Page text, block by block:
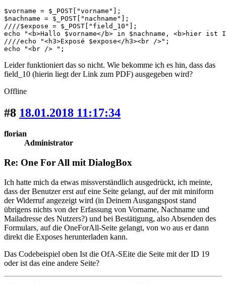
$vorname = $_POST["vorname"];
$nachname = $_POST["nachname"];
////$expose = $_POST["field_10"];
echo "<b>Hallo $vorname</b> in $nachname, <b>hier
////echo "<h3>Exposé $expose</h3><br />";
echo "<br /> ";
Leider funktioniert das so nicht. Wie bekomme ich es hin, dass das
field_10 (hierin liegt der Link zum PDF) ausgegeben wird?
Offline
#8 18.01.2018 11:17:34
florian
Administrator
Re: One For All mit DialogBox
Ich hatte mich da etwas missverständlich ausgedrückt, ich meinte,
dass der Benutzer erst auf eine Seite gelangt, auf der mit miniform
der Widerruf angezeigt wird (in Deinem Ausgangspost stand
übrigens nichts von der Erfassung von Vorname, Nachname und
Mailadresse des Nutzers?) und bei Bestätigung, also Absenden des
Formulars, auf die OneForAll-Seite gelangt, von wo aus er dann
direkt die Exposes herunterladen kann.
Das Codebeispiel oben Ist die OfA-SEite die Seite mit der ID 19
oder ist das eine andere Seite?